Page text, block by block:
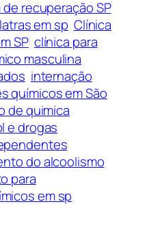
recuperação SP
em sp Clínica
SP clínica para
masculina
internação
químicos em São
de quimica
e drogas
do alcoolismo
para
em sp